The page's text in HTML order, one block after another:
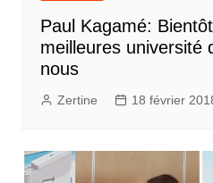
Paul Kagamé:
meilleures université
nous
Zertine 18 février